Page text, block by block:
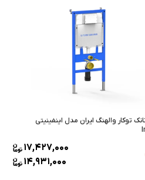
توکار والهنگ ایران مدل اینفینیتی
14,931,000
17,427,000